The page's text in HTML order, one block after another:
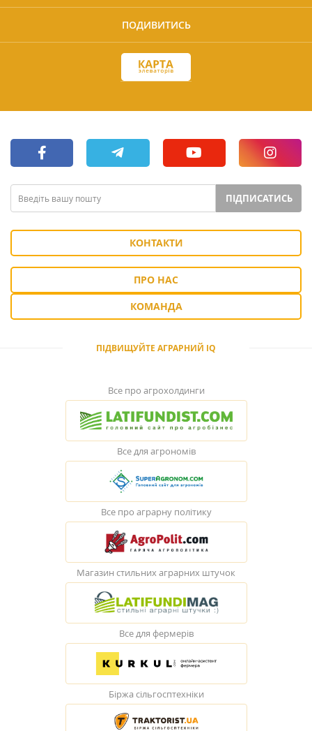
ПОДИВИТИСЬ
ПІДПИСАТИСЬ
КОНТАКТИ
ПРО НАС
КОМАНДА
ПІДВИЩУЙТЕ АГРАРНИЙ IQ
Все про агрохолдинги
Все для агрономів
Все про аграрну політику
Магазин стильних аграрних штучок
Все для фермерів
Біржа сільгосптехніки